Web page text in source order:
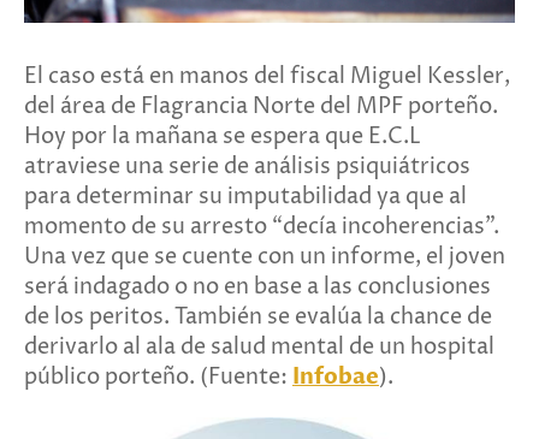
El caso está en manos del fiscal Miguel Kessler,
del área de Flagrancia Norte del MPF porteño.
Hoy por la mañana se espera que E.C.L
atraviese una serie de análisis psiquiátricos
para determinar su imputabilidad ya que al
momento de su arresto “decía incoherencias”.
Una vez que se cuente con un informe, el joven
será indagado o no en base a las conclusiones
de los peritos. También se evalúa la chance de
derivarlo al ala de salud mental de un hospital
público porteño. (Fuente: Infobae).